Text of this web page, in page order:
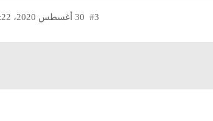
30 أغسطس 2020، 3:22م #3